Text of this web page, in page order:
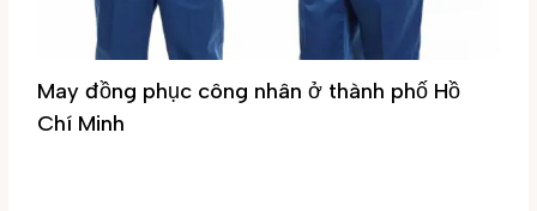
May đồng phục công nhân ở thành phố Hồ
Chí Minh